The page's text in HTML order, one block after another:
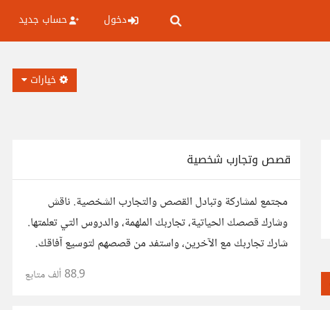
دخول حساب جديد
خيارات
قصص وتجارب شخصية
مجتمع لمشاركة وتبادل القصص والتجارب الشخصية. ناقش
وشارك قصصك الحياتية، تجاربك الملهمة، والدروس التي تعلمتها.
شارك تجاربك مع الآخرين، واستفد من قصصهم لتوسيع آفاقك.
88.9 ألف متابع